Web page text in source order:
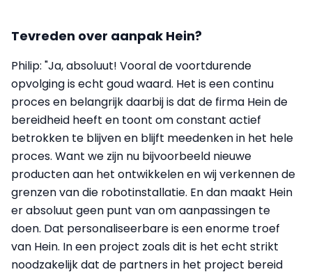
Tevreden over aanpak Hein?
Philip: "Ja, absoluut! Vooral de voortdurende
opvolging is echt goud waard. Het is een continu
proces en belangrijk daarbij is dat de firma Hein de
bereidheid heeft en toont om constant actief
betrokken te blijven en blijft meedenken in het hele
proces. Want we zijn nu bijvoorbeeld nieuwe
producten aan het ontwikkelen en wij verkennen de
grenzen van die robotinstallatie. En dan maakt Hein
er absoluut geen punt van om aanpassingen te
doen. Dat personaliseerbare is een enorme troef
van Hein. In een project zoals dit is het echt strikt
noodzakelijk dat de partners in het project bereid